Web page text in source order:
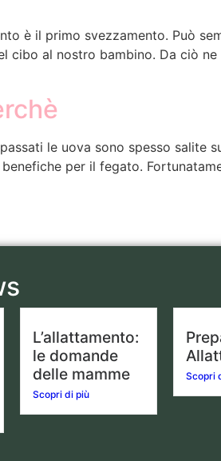
è il primo svezzamento. Può
cibo al nostro bambino. Da ciò ne
le uova sono spesso salite
per il fegato.
L’allattamento:
le domande
delle mamme
Scopri di più
Scopri